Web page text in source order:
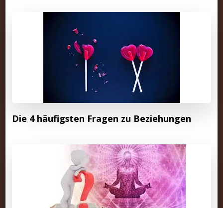
Die 4 häufigsten Fragen zu Beziehungen